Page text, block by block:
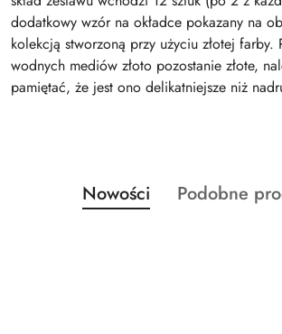
dodatkowy wzór na okładce pokazany na
kolekcją stworzoną przy użyciu złotej farby.
wodnych mediów złoto pozostanie złote,
pamiętać, że jest ono delikatniejsze niż
Pomiń karuzelę produktów
Produkty
o
Nowości
Produkty
Podobne